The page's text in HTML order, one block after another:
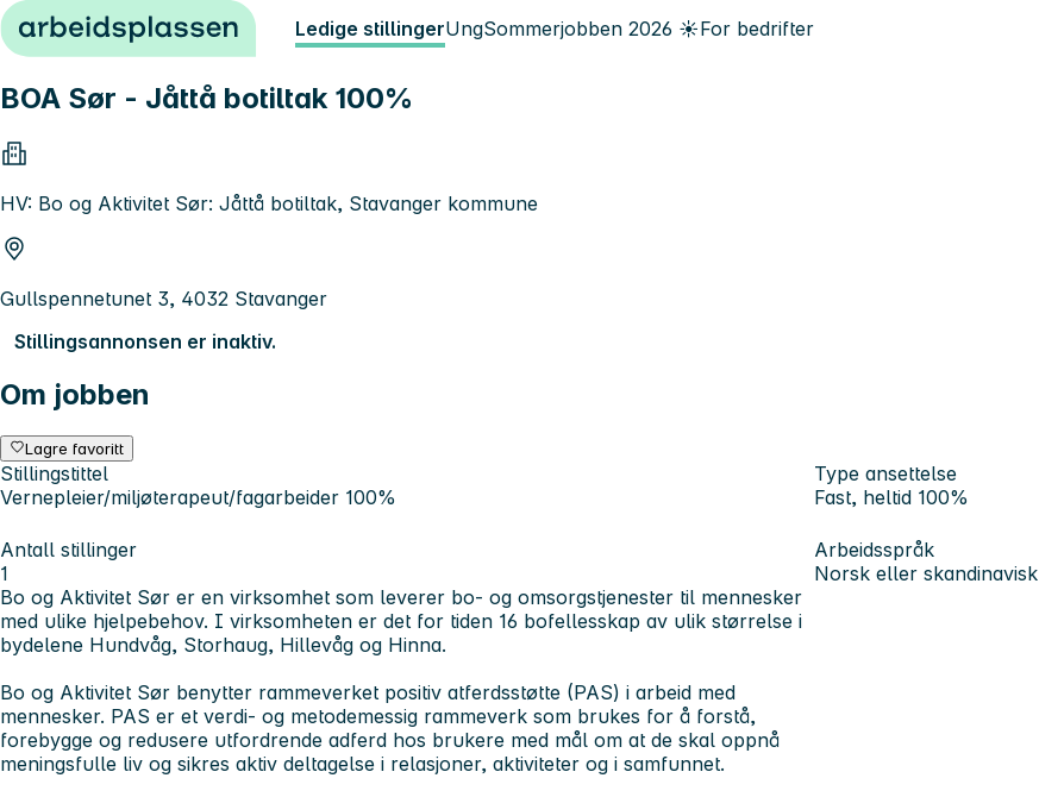
Hopp til innhold Ledige stillingerUngSommerjobben 2026 ☀️For bedrifter
BOA Sør - Jåttå botiltak 100%
HV: Bo og Aktivitet Sør: Jåttå botiltak, Stavanger kommune
Gullspennetunet 3, 4032 Stavanger
Stillingsannonsen er inaktiv.
Om jobben
Lagre favoritt
Stillingstittel
Vernepleier/miljøterapeut/fagarbeider 100%
Type ansettelse
Fast, heltid 100%
Antall stillinger
1
Arbeidsspråk
Norsk eller skandinavisk
Bo og Aktivitet Sør er en virksomhet som leverer bo- og omsorgstjenester til mennesker
med ulike hjelpebehov. I virksomheten er det for tiden 16 bofellesskap av ulik størrelse i
bydelene Hundvåg, Storhaug, Hillevåg og Hinna.
Bo og Aktivitet Sør benytter rammeverket positiv atferdsstøtte (PAS) i arbeid med
mennesker. PAS er et verdi- og metodemessig rammeverk som brukes for å forstå,
forebygge og redusere utfordrende adferd hos brukere med mål om at de skal oppnå
meningsfulle liv og sikres aktiv deltagelse i relasjoner, aktiviteter og i samfunnet.